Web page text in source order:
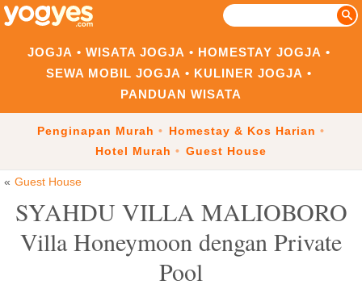
JOGJA WISATA JOGJA
HOMESTAY JOGJA
SEWA MOBIL JOGJA
KULINER JOGJA
PANDUAN WISATA
Penginapan Murah
Homestay & Kos Harian
Hotel Murah
Guest House
Guest House
SYAHDU VILLA MALIOBORO
Villa Honeymoon dengan Private
Pool